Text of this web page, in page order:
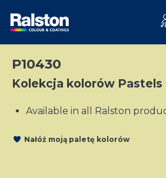
P10430
Kolekcja kolorów Pastels
Available in all Ralston
Nałóż moją paletę kolorów